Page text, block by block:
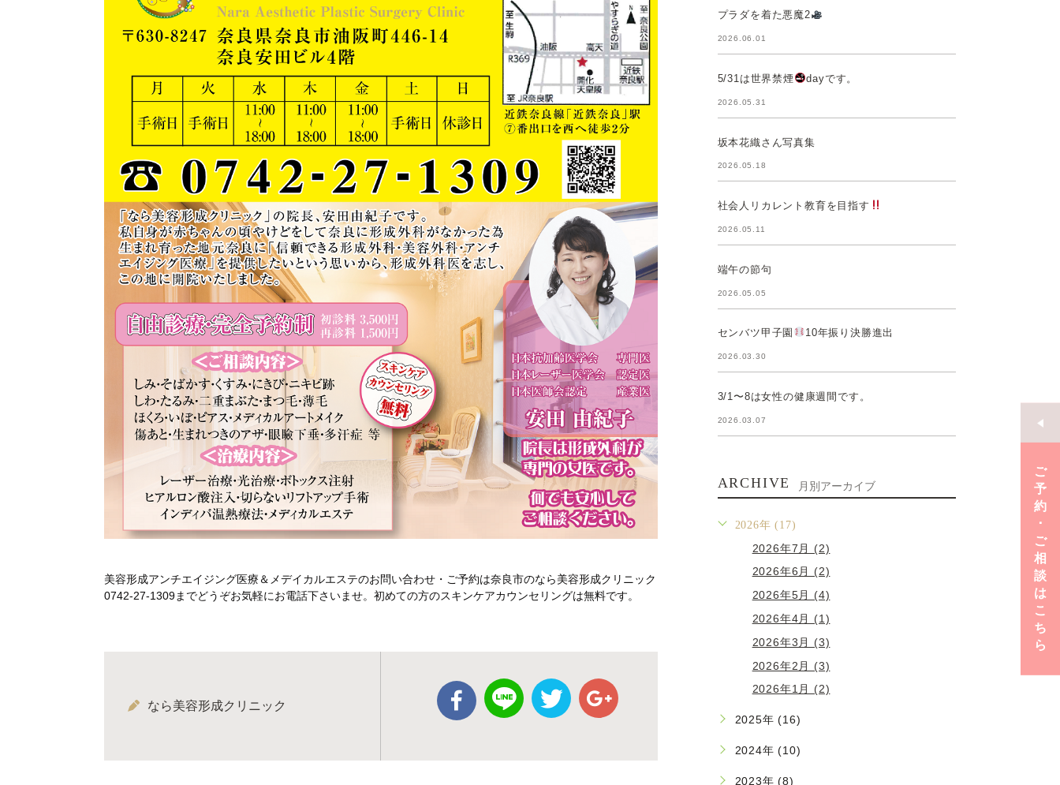
ご
予
約
･
ご
相
談
は
こ
ち
ら
美容形成アンチエイジング医療＆メデイカルエステのお問い合わせ・ご予約は奈良市のなら美容形成クリニック
0742-27-1309までどうぞお気軽にお電話下さいませ。初めての方のスキンケアカウンセリングは無料です。
なら美容形成クリニック
プラダを着た悪魔2
2026.06.01
5/31は世界禁煙 dayです。
2026.05.31
坂本花織さん写真集
2026.05.18
社会人リカレント教育を目指す
2026.05.11
端午の節句
2026.05.05
センバツ甲子園 10年振り決勝進出
2026.03.30
3/1〜8は女性の健康週間です。
2026.03.07
ARCHIVE 月別アーカイブ
2026年 (17)
2026年7月 (2)
2026年6月 (2)
2026年5月 (4)
2026年4月 (1)
2026年3月 (3)
2026年2月 (3)
2026年1月 (2)
2025年 (16)
2024年 (10)
2023年 (8)